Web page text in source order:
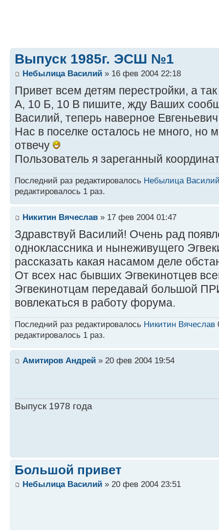
Выпуск 1985г. ЭСШ №1
Небылица Василий » 16 фев 2004 22:18
Привет всем детям перестройки, а
А, 10 Б, 10 В пишите, жду Ваших
Василий, теперь наверное
Нас в поселке осталось не много, но
отвечу
Пользователь я зареганный
Последний раз редактировалось Небылица
редактировалось 1 раз.
Никитин Вячеслав » 17 фев 2004 01:47
Здравствуй Василий! Очень рад
одноклассника и нынеживущего
рассказать какая насамом деле
От всех нас бывших Эгвекинотцев
Эгвекинотцам передавай большой
вовлекаться в работу форума.
Последний раз редактировалось Никитин Вячеслав
редактировалось 1 раз.
Амитиров Андрей » 20 фев 2004 19:54
Выпуск 1978 года
Большой привет
Небылица Василий » 20 фев 2004 23:51